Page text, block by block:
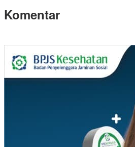
Komentar